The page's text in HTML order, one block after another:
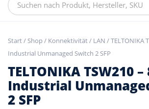
Suchen
nach
Hersteller,
SKU
Start/Shop/ Konnektivität/ LAN / TELTONIKA
Industrial Unmanaged Switch 2 SFP
TELTONIKA TSW210
Industrial
2 SFP